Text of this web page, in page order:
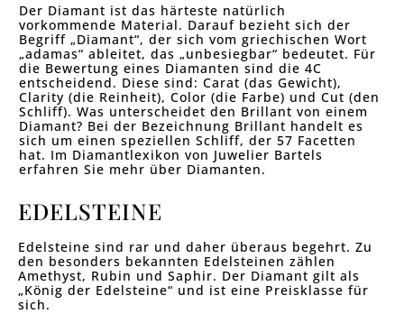
Der Diamant ist das härteste natürlich
vorkommende Material. Darauf bezieht sich der
Begriff „Diamant“, der sich vom griechischen Wort
„adamas“ ableitet, das „unbesiegbar“ bedeutet. Für
die Bewertung eines Diamanten sind die 4C
entscheidend. Diese sind: Carat (das Gewicht),
Clarity (die Reinheit), Color (die Farbe) und Cut (den
Schliff). Was unterscheidet den Brillant von einem
Diamant? Bei der Bezeichnung Brillant handelt es
sich um einen speziellen Schliff, der 57 Facetten
hat. Im Diamantlexikon von Juwelier Bartels
erfahren Sie mehr über Diamanten.
EDELSTEINE
Edelsteine sind rar und daher überaus begehrt. Zu
den besonders bekannten Edelsteinen zählen
Amethyst, Rubin und Saphir. Der Diamant gilt als
„König der Edelsteine“ und ist eine Preisklasse für
sich.